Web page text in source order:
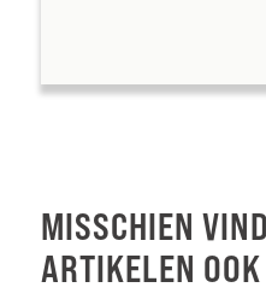
MISSCHIEN
ARTIKELEN